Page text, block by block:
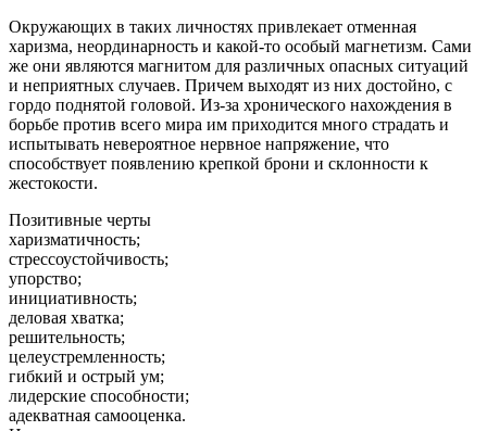
Окружающих в таких личностях привлекает отменная
харизма, неординарность и какой-то особый магнетизм. Сами
же они являются магнитом для различных опасных ситуаций
и неприятных случаев. Причем выходят из них достойно, с
гордо поднятой головой. Из-за хронического нахождения в
борьбе против всего мира им приходится много страдать и
испытывать невероятное нервное напряжение, что
способствует появлению крепкой брони и склонности к
жестокости.
Позитивные черты
харизматичность;
стрессоустойчивость;
упорство;
инициативность;
деловая хватка;
решительность;
целеустремленность;
гибкий и острый ум;
лидерские способности;
адекватная самооценка.